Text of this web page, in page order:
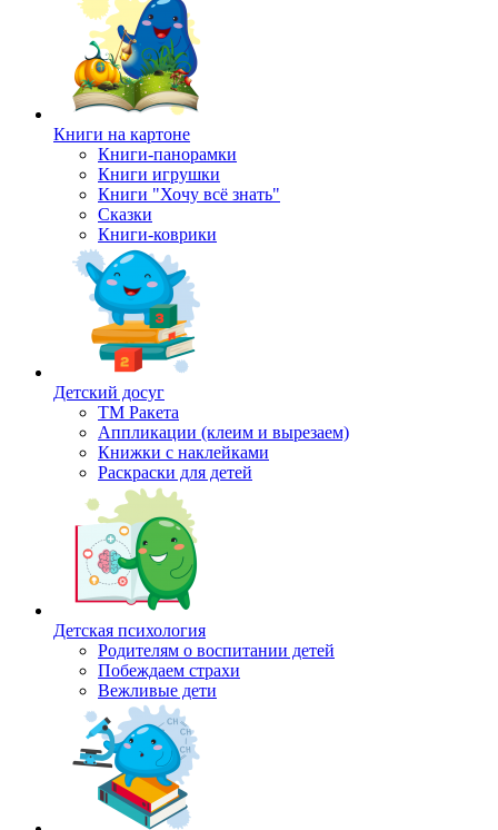
Книги на картоне
Книги-панорамки
Книги игрушки
Книги "Хочу всё знать"
Сказки
Книги-коврики
Детский досуг
ТМ Ракета
Аппликации (клеим и вырезаем)
Книжки с наклейками
Раскраски для детей
Детская психология
Родителям о воспитании детей
Побеждаем страхи
Вежливые дети